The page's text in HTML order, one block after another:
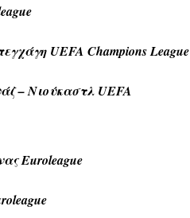
UEFA Champions League
– Νιούκαστλ UEFA
Euroleague